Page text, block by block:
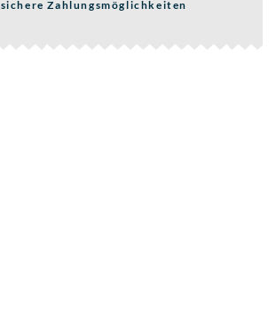
sichere Zahlungsmöglichkeiten